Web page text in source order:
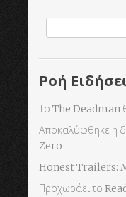
Ροή
Το The Deadman
Αποκαλύφθηκε η
Zero
Honest Trailers:
Προχωράει το